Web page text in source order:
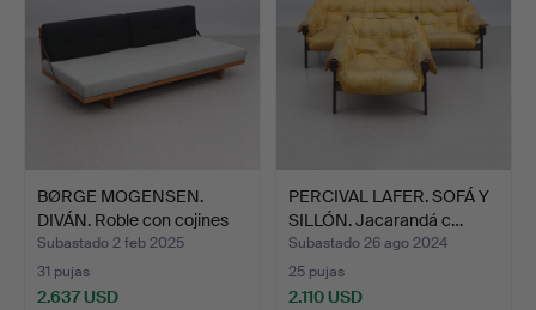
BØRGE MOGENSEN.
DIVÁN. Roble con cojines
r…
Subastado 2 feb 2025
31 pujas
2.637 USD
PERCIVAL LAFER. SOFÁ Y
SILLÓN. Jacarandá c…
Subastado 26 ago 2024
25 pujas
2.110 USD